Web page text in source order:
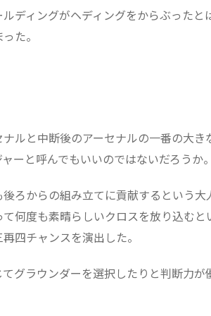
ディングがヘディングをからぶったと
た。
ルと中断後のアーセナルの一番の大き
ーと呼んでもいいのではないだろうか。
ろからの組み立てに貢献するという大
何度も素晴らしいクロスを放り込むと
四チャンスを演出した。
グラウンダーを選択したりと判断力が